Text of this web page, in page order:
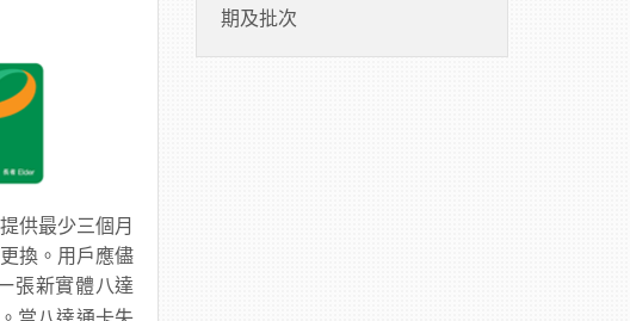
供最少三個月
換。用戶應儘
張新實體八達
期及批次